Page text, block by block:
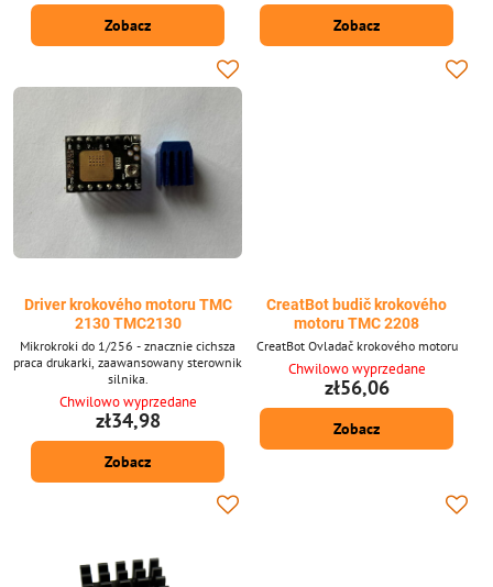
Zobacz Zobacz
Driver krokového motoru TMC
2130 TMC2130
Mikrokroki do 1/256 - znacznie cichsza
praca drukarki, zaawansowany sterownik
silnika.
Chwilowo wyprzedane
zł34,98
Zobacz
CreatBot budič krokového
motoru TMC 2208
CreatBot Ovladač krokového motoru
Chwilowo wyprzedane
zł56,06
Zobacz